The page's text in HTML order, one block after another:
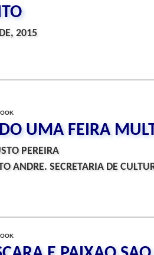
2015
UMA FEIRA
PEREIRA
ANDRE. SECRETARIA DE